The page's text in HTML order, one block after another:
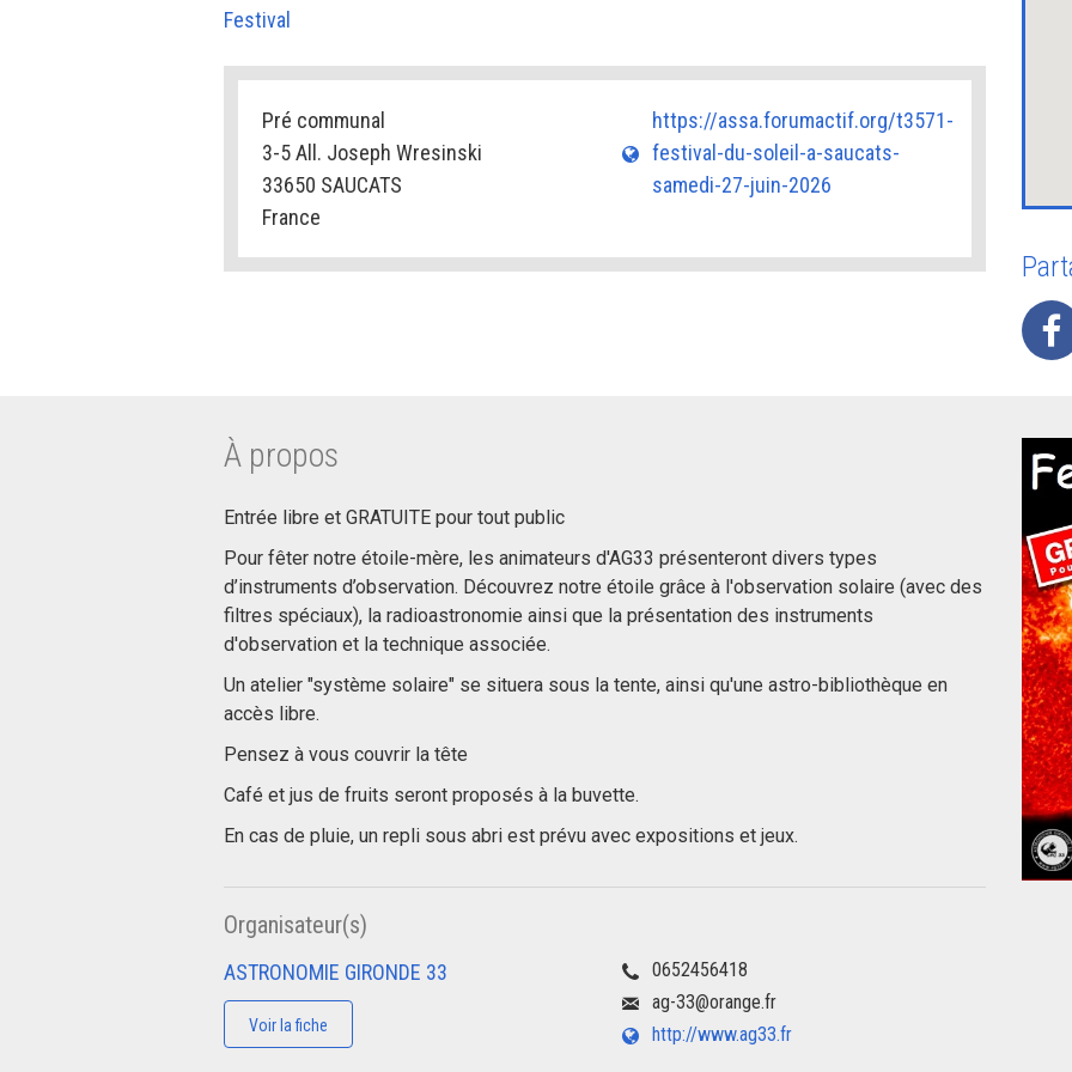
Festival
Pré communal
3-5 All. Joseph Wresinski
33650 SAUCATS
France
https://assa.forumactif.org/t3571-
festival-du-soleil-a-saucats-
samedi-27-juin-2026
À propos
Entrée libre et GRATUITE pour tout public
Pour fêter notre étoile-mère, les animateurs d'AG33 présenteront divers types
d’instruments d’observation. Découvrez notre étoile grâce à l'observation solaire (avec des
filtres spéciaux), la radioastronomie ainsi que la présentation des instruments
d'observation et la technique associée.
Un atelier "système solaire" se situera sous la tente, ainsi qu'une astro-bibliothèque en
accès libre.
Pensez à vous couvrir la tête
Café et jus de fruits seront proposés à la buvette.
En cas de pluie, un repli sous abri est prévu avec expositions et jeux.
Organisateur(s)
ASTRONOMIE GIRONDE 33
Voir la fiche
0652456418
ag-33@orange.fr
http://www.ag33.fr